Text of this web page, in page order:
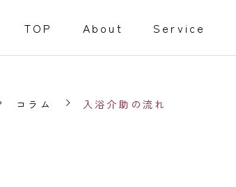
TOP About Service
コラム 入浴介助の流れ